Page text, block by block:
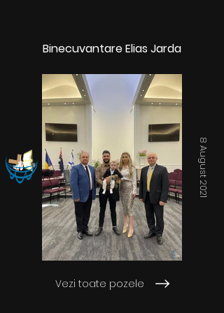
Vezi toate pozele
8 August 2021
Binecuvantare Elias Jarda